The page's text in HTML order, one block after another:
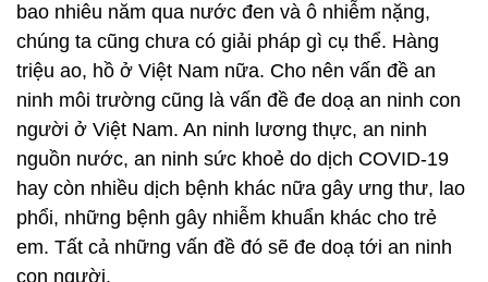
bao nhiêu năm qua nước đen và ô nhiễm nặng,
chúng ta cũng chưa có giải pháp gì cụ thể. Hàng
triệu ao, hồ ở Việt Nam nữa. Cho nên vấn đề an
ninh môi trường cũng là vấn đề đe doạ an ninh con
người ở Việt Nam. An ninh lương thực, an ninh
nguồn nước, an ninh sức khoẻ do dịch COVID-19
hay còn nhiều dịch bệnh khác nữa gây ưng thư, lao
phổi, những bệnh gây nhiễm khuẩn khác cho trẻ
em. Tất cả những vấn đề đó sẽ đe doạ tới an ninh
con người.